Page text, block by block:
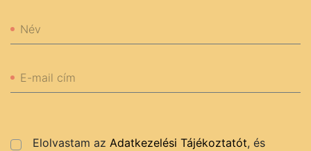
Név
E-mail cím
Elolvastam az Adatkezelési Tájékoztatót, és